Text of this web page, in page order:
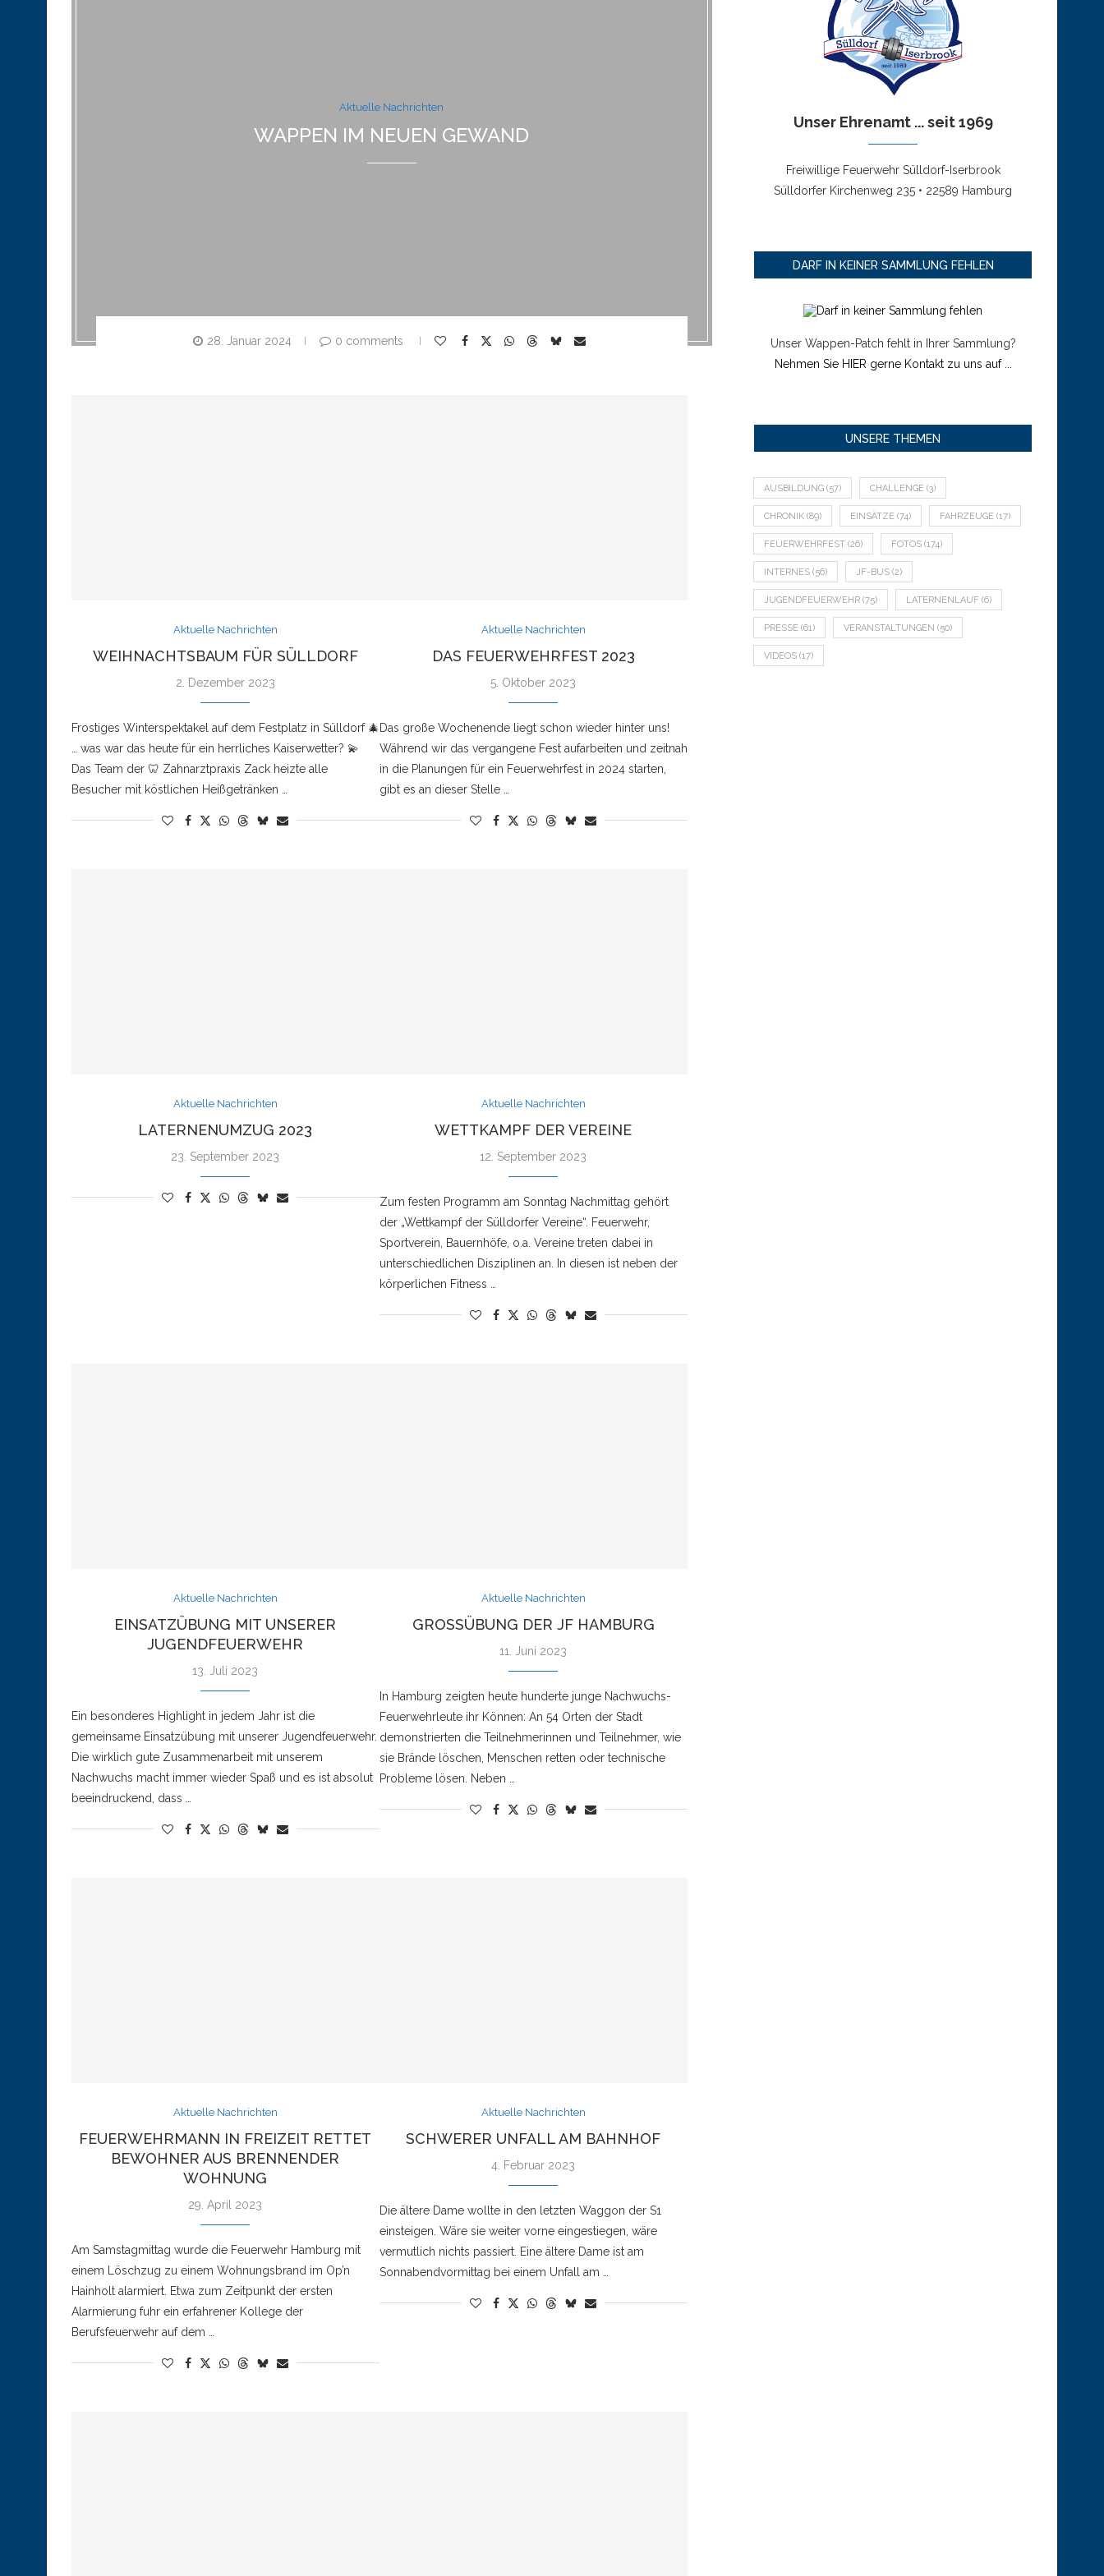
Aktuelle Nachrichten
WAPPEN IM NEUEN GEWAND
28. Januar 2024 0 comments
Aktuelle Nachrichten
WEIHNACHTSBAUM FÜR SÜLLDORF
2. Dezember 2023
Frostiges Winterspektakel auf dem Festplatz in Sülldorf 🎄
… was war das heute für ein herrliches Kaiserwetter? 💫
Das Team der 🦷 Zahnarztpraxis Zack heizte alle
Besucher mit köstlichen Heißgetränken …
Aktuelle Nachrichten
DAS FEUERWEHRFEST 2023
5. Oktober 2023
Das große Wochenende liegt schon wieder hinter uns!
Während wir das vergangene Fest aufarbeiten und zeitnah
in die Planungen für ein Feuerwehrfest in 2024 starten,
gibt es an dieser Stelle …
Aktuelle Nachrichten
LATERNENUMZUG 2023
23. September 2023
Aktuelle Nachrichten
WETTKAMPF DER VEREINE
12. September 2023
Zum festen Programm am Sonntag Nachmittag gehört
der „Wettkampf der Sülldorfer Vereine“. Feuerwehr,
Sportverein, Bauernhöfe, o.a. Vereine treten dabei in
unterschiedlichen Disziplinen an. In diesen ist neben der
körperlichen Fitness …
Aktuelle Nachrichten
EINSATZÜBUNG MIT UNSERER
JUGENDFEUERWEHR
13. Juli 2023
Ein besonderes Highlight in jedem Jahr ist die
gemeinsame Einsatzübung mit unserer Jugendfeuerwehr.
Die wirklich gute Zusammenarbeit mit unserem
Nachwuchs macht immer wieder Spaß und es ist absolut
beeindruckend, dass …
Aktuelle Nachrichten
GROSSÜBUNG DER JF HAMBURG
11. Juni 2023
In Hamburg zeigten heute hunderte junge Nachwuchs-
Feuerwehrleute ihr Können: An 54 Orten der Stadt
demonstrierten die Teilnehmerinnen und Teilnehmer, wie
sie Brände löschen, Menschen retten oder technische
Probleme lösen. Neben …
Aktuelle Nachrichten
FEUERWEHRMANN IN FREIZEIT RETTET
BEWOHNER AUS BRENNENDER
WOHNUNG
29. April 2023
Am Samstagmittag wurde die Feuerwehr Hamburg mit
einem Löschzug zu einem Wohnungsbrand im Op’n
Hainholt alarmiert. Etwa zum Zeitpunkt der ersten
Alarmierung fuhr ein erfahrener Kollege der
Berufsfeuerwehr auf dem …
Aktuelle Nachrichten
SCHWERER UNFALL AM BAHNHOF
4. Februar 2023
Die ältere Dame wollte in den letzten Waggon der S1
einsteigen. Wäre sie weiter vorne eingestiegen, wäre
vermutlich nichts passiert. Eine ältere Dame ist am
Sonnabendvormittag bei einem Unfall am …
Unser Ehrenamt ... seit 1969
Freiwillige Feuerwehr Sülldorf-Iserbrook
Sülldorfer Kirchenweg 235 • 22589 Hamburg
DARF IN KEINER SAMMLUNG FEHLEN
Unser Wappen-Patch fehlt in Ihrer Sammlung?
Nehmen Sie HIER gerne Kontakt zu uns auf ...
UNSERE THEMEN
AUSBILDUNG (57) CHALLENGE (3)
CHRONIK (89) EINSÄTZE (74) FAHRZEUGE (17)
FEUERWEHRFEST (26) FOTOS (174)
INTERNES (56) JF-BUS (2)
JUGENDFEUERWEHR (75) LATERNENLAUF (6)
PRESSE (61) VERANSTALTUNGEN (50)
VIDEOS (17)